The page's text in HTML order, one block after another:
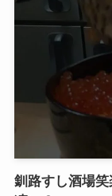
釧路すし酒場